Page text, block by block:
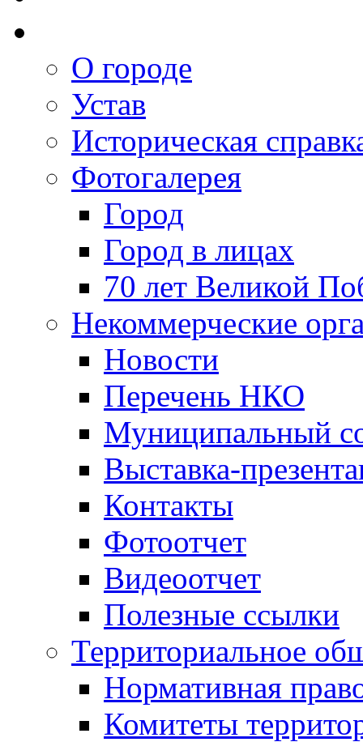
О городе
Устав
Историческая
Фотогалерея
Город
Город в лицах
70 лет Великой
Некоммерческие
Новости
Перечень НКО
Муниципальный
Выставка-
Контакты
Фотоотчет
Видеоотчет
Полезные ссылки
Территориальное
Нормативная
Комитеты